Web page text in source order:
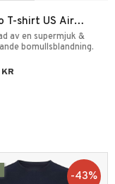
T-shirt US Air
Svart
av en supermjuk &
bomullsblandning.
KR
43%